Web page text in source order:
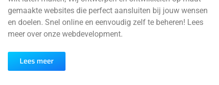
gemaakte websites die perfect aansluiten bij jouw wensen
en doelen. Snel online en eenvoudig zelf te beheren! Lees
meer over onze webdevelopment.
Lees meer